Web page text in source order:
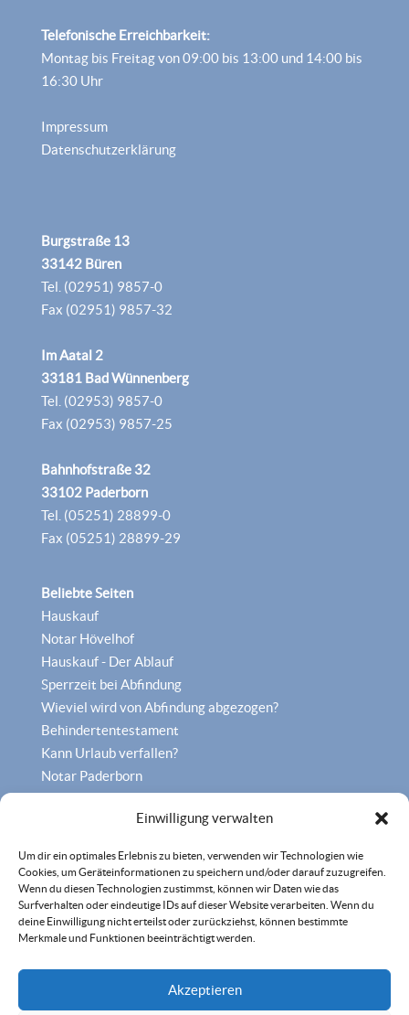
Einwilligung verwalten
Um dir ein optimales Erlebnis zu bieten, verwenden wir Technologien wie
Cookies, um Geräteinformationen zu speichern und/oder darauf zuzugreifen.
Wenn du diesen Technologien zustimmst, können wir Daten wie das
Surfverhalten oder eindeutige IDs auf dieser Website verarbeiten. Wenn du
deine Einwilligung nicht erteilst oder zurückziehst, können bestimmte
Merkmale und Funktionen beeinträchtigt werden.
Akzeptieren
Telefonische Erreichbarkeit:
Montag bis Freitag von 09:00 bis 13:00 und 14:00 bis
16:30 Uhr
Impressum
Datenschutzerklärung
Burgstraße 13
33142 Büren
Tel. (02951) 9857-0
Fax (02951) 9857-32
Im Aatal 2
33181 Bad Wünnenberg
Tel. (02953) 9857-0
Fax (02953) 9857-25
Bahnhofstraße 32
33102 Paderborn
Tel. (05251) 28899-0
Fax (05251) 28899-29
Beliebte Seiten
Hauskauf
Notar Hövelhof
Hauskauf - Der Ablauf
Sperrzeit bei Abfindung
Wieviel wird von Abfindung abgezogen?
Behindertentestament
Kann Urlaub verfallen?
Notar Paderborn